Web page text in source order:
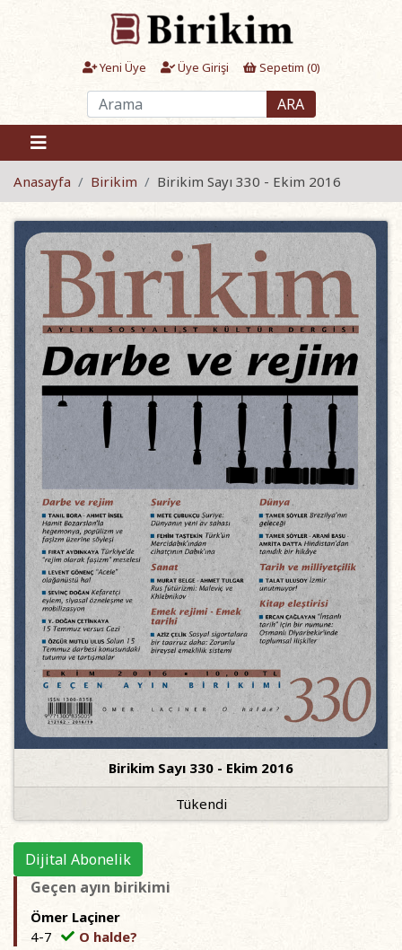
Yeni Üye Üye Girişi Sepetim (0)
ARA
Anasayfa Birikim Birikim Sayı 330 - Ekim 2016
Birikim Sayı 330 - Ekim 2016
Tükendi
Dijital Abonelik
Geçen ayın birikimi
Ömer Laçiner
4-7
O halde?